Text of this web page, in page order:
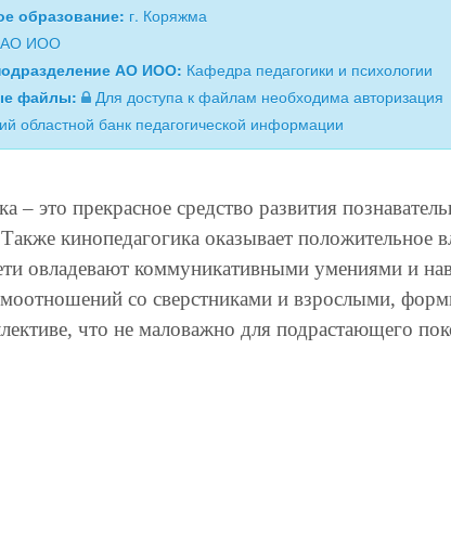
образование: г. Коряжма
АО ИОО
АО ИОО: Кафедра педагогики и психологии
файлы:
Для доступа к файлам необходима авторизация
областной банк педагогической информации
– это прекрасное средство развития
кинопедагогика оказывает положительное
овладевают коммуникативными умениями и
со сверстниками и взрослыми,
что не маловажно для подрастающего